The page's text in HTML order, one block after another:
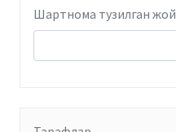
Шартнома тузилган жой